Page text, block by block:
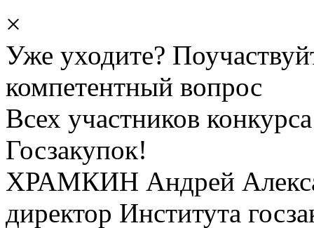
×
Уже уходите?
компетентный вопрос
Всех участников
Госзакупок!
ХРАМКИН Андрей
директор Института